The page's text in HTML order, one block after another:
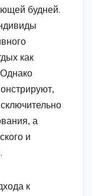
будней.
как
а
и
к